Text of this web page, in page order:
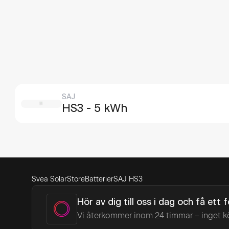
SAJ
HS3 - 5 kWh
Svea SolarStoreBatterierSAJ HS3
Hör av dig till oss i dag och få ett
Vi återkommer inom 24 timmar – inget